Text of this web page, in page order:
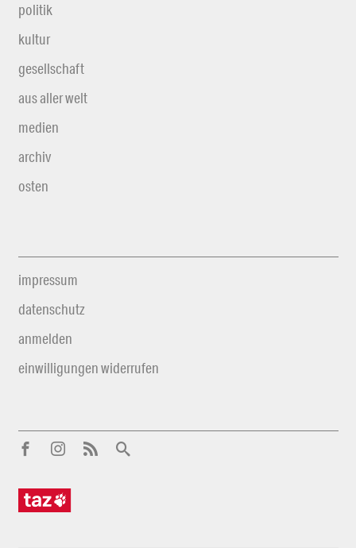
politik
kultur
gesellschaft
aus aller welt
medien
archiv
osten
impressum
datenschutz
anmelden
einwilligungen widerrufen